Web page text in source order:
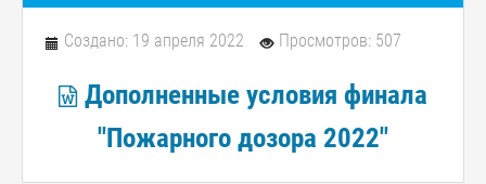
Создано: 19 апреля 2022 Просмотров: 507
Дополненные условия финала
"Пожарного дозора 2022"